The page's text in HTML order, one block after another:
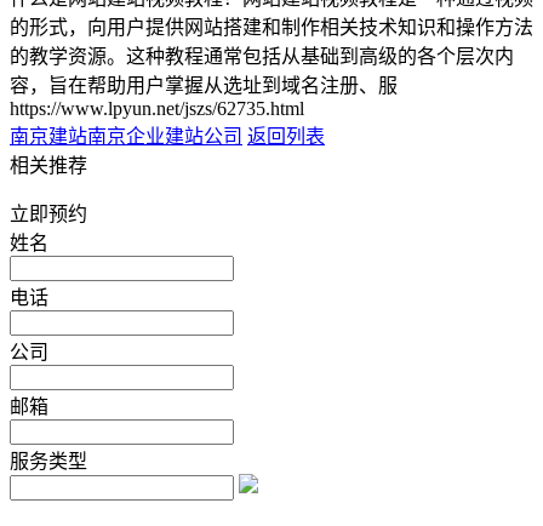
的形式，向用户提供网站搭建和制作相关技术知识和操作方法
的教学资源。这种教程通常包括从基础到高级的各个层次内
容，旨在帮助用户掌握从选址到域名注册、服
https://www.lpyun.net/jszs/62735.html
南京建站南京企业建站公司 返回列表
相关推荐
立即预约
姓名
电话
公司
邮箱
服务类型